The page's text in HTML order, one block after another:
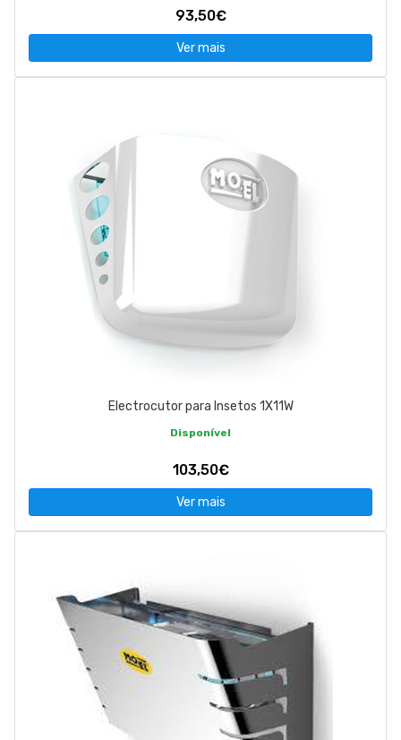
93,50€
Ver mais
Electrocutor para Insetos 1X11W
Disponível
103,50€
Ver mais